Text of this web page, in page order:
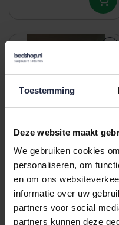
Toestemming
Deze website maakt
We gebruiken cookies
personaliseren, om
en om ons
informatie over uw
partners voor social
partners kunnen deze
Beddinghouse
Dekbedovertrek Glynn
Blauw 240x200/220 cm
119,95